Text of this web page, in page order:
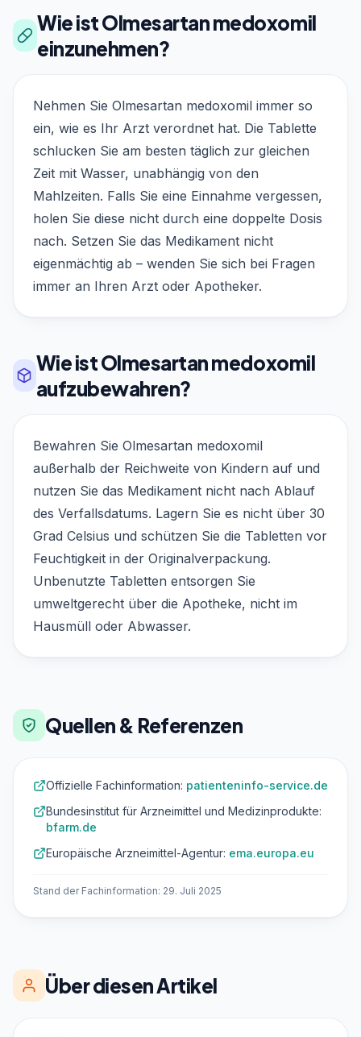
Wie ist Olmesartan medoxomil
einzunehmen?
Nehmen Sie Olmesartan medoxomil immer so
ein, wie es Ihr Arzt verordnet hat. Die Tablette
schlucken Sie am besten täglich zur gleichen
Zeit mit Wasser, unabhängig von den
Mahlzeiten. Falls Sie eine Einnahme vergessen,
holen Sie diese nicht durch eine doppelte Dosis
nach. Setzen Sie das Medikament nicht
eigenmächtig ab – wenden Sie sich bei Fragen
immer an Ihren Arzt oder Apotheker.
Wie ist Olmesartan medoxomil
aufzubewahren?
Bewahren Sie Olmesartan medoxomil
außerhalb der Reichweite von Kindern auf und
nutzen Sie das Medikament nicht nach Ablauf
des Verfallsdatums. Lagern Sie es nicht über 30
Grad Celsius und schützen Sie die Tabletten vor
Feuchtigkeit in der Originalverpackung.
Unbenutzte Tabletten entsorgen Sie
umweltgerecht über die Apotheke, nicht im
Hausmüll oder Abwasser.
Quellen & Referenzen
Offizielle Fachinformation: patienteninfo-service.de
Bundesinstitut für Arzneimittel und Medizinprodukte:
bfarm.de
Europäische Arzneimittel-Agentur: ema.europa.eu
Stand der Fachinformation: 29. Juli 2025
Über diesen Artikel